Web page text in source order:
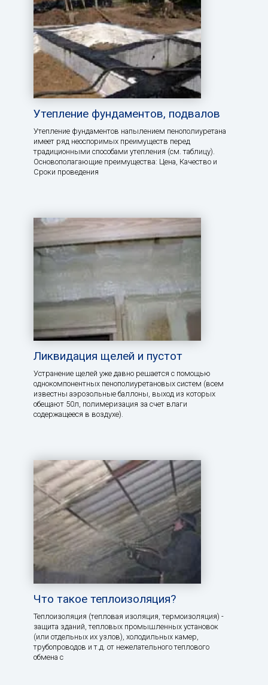
Утепление фундаментов, подвалов
Утепление фундаментов напылением пенополиуретана
имеет ряд неоспоримых преимуществ перед
традиционными способами утепления (см. таблицу).
Основополагающие преимущества: Цена, Качество и
Сроки проведения
Ликвидация щелей и пустот
Устранение щелей уже давно решается с помощью
однокомпонентных пенополиуретановых систем (всем
известны аэрозольные баллоны, выход из которых
обещают 50л, полимеризация за счет влаги
содержащееся в воздухе).
Что такое теплоизоляция?
Теплоизоляция (тепловая изоляция, термоизоляция) -
защита зданий, тепловых промышленных установок
(или отдельных их узлов), холодильных камер,
трубопроводов и т.д. от нежелательного теплового
обмена с